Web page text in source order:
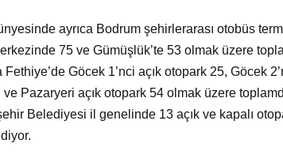
ayrıca Bodrum şehirlerarası otobüs
75 ve Gümüşlük’te 53 olmak üzere
Göcek 1’nci açık otopark 25, Göcek
ve Pazaryeri açık otopark 54 olmak üzere
Belediyesi il genelinde 13 açık ve kapalı